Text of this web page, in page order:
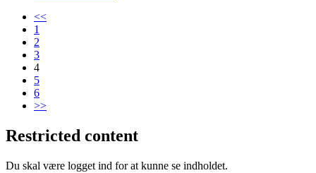
<<
1
2
3
4
5
6
>>
Restricted content
Du skal være logget ind for at kunne se indholdet.